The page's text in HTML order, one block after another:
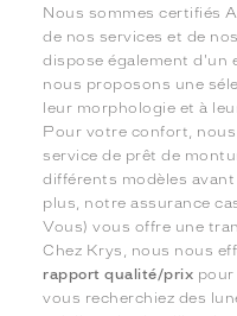
Nous sommes certifiés
de nos services et de
dispose également d'un
nous proposons une
leur morphologie et à
Pour votre confort,
service de prêt de
différents modèles
plus, notre assurance
Vous) vous offre une
Chez Krys, nous nous
rapport qualité/prix pour
vous recherchiez des